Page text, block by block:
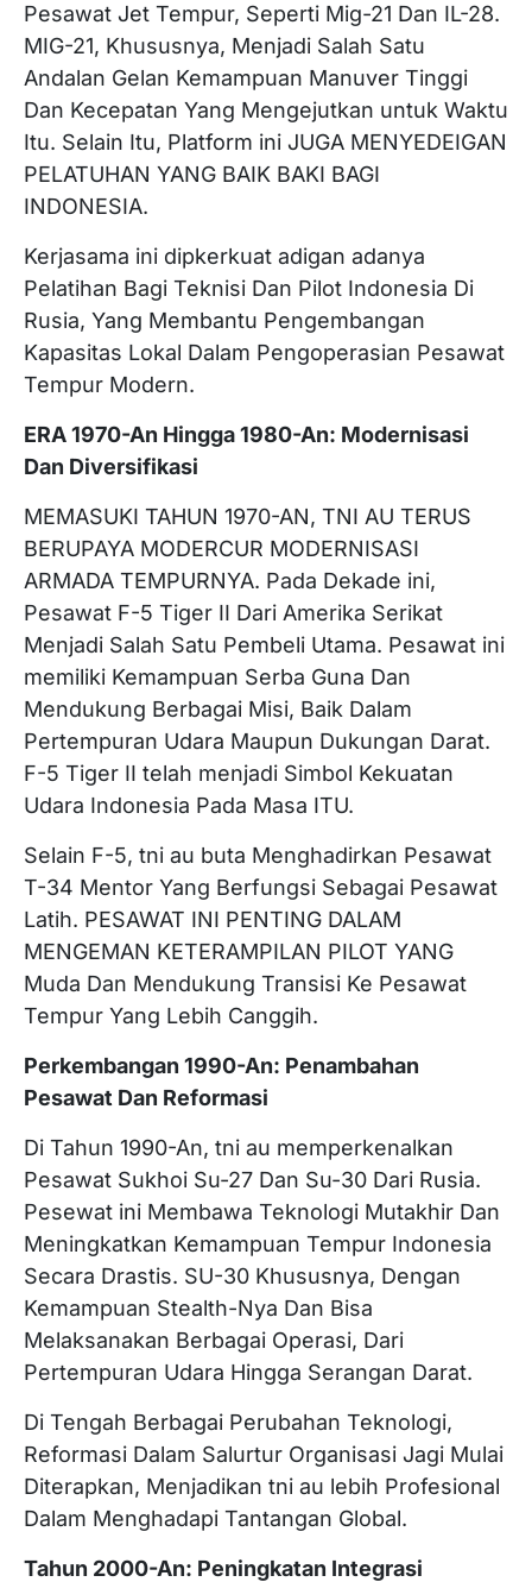
Pesawat Jet Tempur, Seperti Mig-21 Dan IL-28.
MIG-21, Khususnya, Menjadi Salah Satu
Andalan Gelan Kemampuan Manuver Tinggi
Dan Kecepatan Yang Mengejutkan untuk Waktu
Itu. Selain Itu, Platform ini JUGA MENYEDEIGAN
PELATUHAN YANG BAIK BAKI BAGI
INDONESIA.
Kerjasama ini dipkerkuat adigan adanya
Pelatihan Bagi Teknisi Dan Pilot Indonesia Di
Rusia, Yang Membantu Pengembangan
Kapasitas Lokal Dalam Pengoperasian Pesawat
Tempur Modern.
ERA 1970-An Hingga 1980-An: Modernisasi
Dan Diversifikasi
MEMASUKI TAHUN 1970-AN, TNI AU TERUS
BERUPAYA MODERCUR MODERNISASI
ARMADA TEMPURNYA. Pada Dekade ini,
Pesawat F-5 Tiger II Dari Amerika Serikat
Menjadi Salah Satu Pembeli Utama. Pesawat ini
memiliki Kemampuan Serba Guna Dan
Mendukung Berbagai Misi, Baik Dalam
Pertempuran Udara Maupun Dukungan Darat.
F-5 Tiger II telah menjadi Simbol Kekuatan
Udara Indonesia Pada Masa ITU.
Selain F-5, tni au buta Menghadirkan Pesawat
T-34 Mentor Yang Berfungsi Sebagai Pesawat
Latih. PESAWAT INI PENTING DALAM
MENGEMAN KETERAMPILAN PILOT YANG
Muda Dan Mendukung Transisi Ke Pesawat
Tempur Yang Lebih Canggih.
Perkembangan 1990-An: Penambahan
Pesawat Dan Reformasi
Di Tahun 1990-An, tni au memperkenalkan
Pesawat Sukhoi Su-27 Dan Su-30 Dari Rusia.
Pesewat ini Membawa Teknologi Mutakhir Dan
Meningkatkan Kemampuan Tempur Indonesia
Secara Drastis. SU-30 Khususnya, Dengan
Kemampuan Stealth-Nya Dan Bisa
Melaksanakan Berbagai Operasi, Dari
Pertempuran Udara Hingga Serangan Darat.
Di Tengah Berbagai Perubahan Teknologi,
Reformasi Dalam Salurtur Organisasi Jagi Mulai
Diterapkan, Menjadikan tni au lebih Profesional
Dalam Menghadapi Tantangan Global.
Tahun 2000-An: Peningkatan Integrasi